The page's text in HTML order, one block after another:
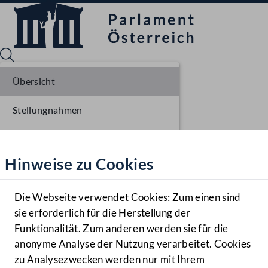
Hilfe
Benutzer
Navigationsmenü öffnen
MENÜ
Hinweise zu Cookies
Die Webseite verwendet Cookies: Zum einen sind
sie erforderlich für die Herstellung der
Funktionalität. Zum anderen werden sie für die
anonyme Analyse der Nutzung verarbeitet. Cookies
zu Analysezwecken werden nur mit Ihrem
Übersicht
Stellungnahmen
Einlangen NR
Ausschussberatungen NR
Plenarberatungen NR
Einlangen BR